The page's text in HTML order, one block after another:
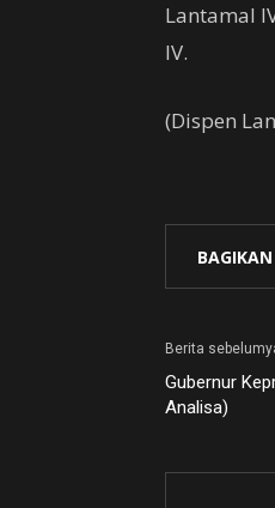
Lantamal
IV.
(Dispen
BAGIKAN
Berita
Gubernur
Analisa)